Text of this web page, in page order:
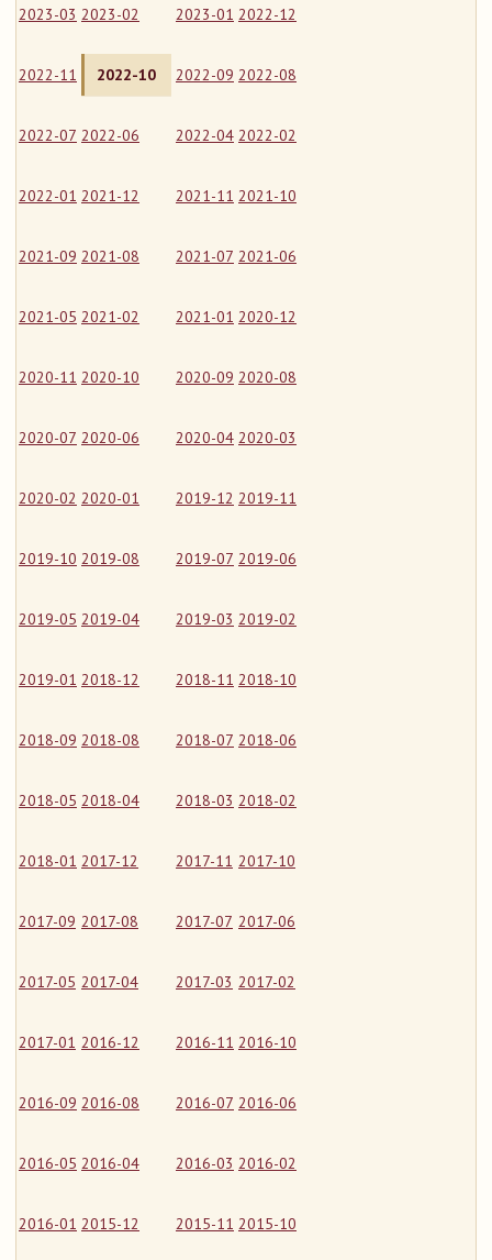
2023-03 2023-02 2023-01 2022-12
2022-11 2022-10 2022-09 2022-08
2022-07 2022-06 2022-04 2022-02
2022-01 2021-12 2021-11 2021-10
2021-09 2021-08 2021-07 2021-06
2021-05 2021-02 2021-01 2020-12
2020-11 2020-10 2020-09 2020-08
2020-07 2020-06 2020-04 2020-03
2020-02 2020-01 2019-12 2019-11
2019-10 2019-08 2019-07 2019-06
2019-05 2019-04 2019-03 2019-02
2019-01 2018-12 2018-11 2018-10
2018-09 2018-08 2018-07 2018-06
2018-05 2018-04 2018-03 2018-02
2018-01 2017-12 2017-11 2017-10
2017-09 2017-08 2017-07 2017-06
2017-05 2017-04 2017-03 2017-02
2017-01 2016-12 2016-11 2016-10
2016-09 2016-08 2016-07 2016-06
2016-05 2016-04 2016-03 2016-02
2016-01 2015-12 2015-11 2015-10